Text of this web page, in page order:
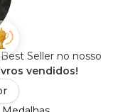
Seller no nosso
vendidos!